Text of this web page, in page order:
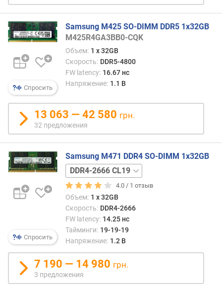
п
о
о
з
ы
а
м
п
о
д
а
т
е
д
о
л
е
и
DDR5-
5600
CL40
EXPO
DDR5-
6000
EXPO
DDR5-
6000
CL36
EXPO
DDR5-
6000
CL36
одноранговая
DDR5-
6400
CL32
EXPO
Спросить
Samsung M425 SO-DIMM DDR5 1x32GB
M425R4GA3BB0-CQK
Объем: 1 x 32GB
Скорость: DDR5-4800
FW latency: 16.67 нс
Напряжение: 1.1 В
13 063 — 42 580 грн.
32 предложения
Спросить
Samsung M471 DDR4 SO-DIMM 1x32GB
DDR4-
3200
CL22
4.0 / 1 отзыв
Объем: 1 x 32GB
Скорость: DDR4-2666
FW latency: 14.25 нс
Тайминги: 19-19-19
Напряжение: 1.2 В
7 190 — 14 980 грн.
3 предложения